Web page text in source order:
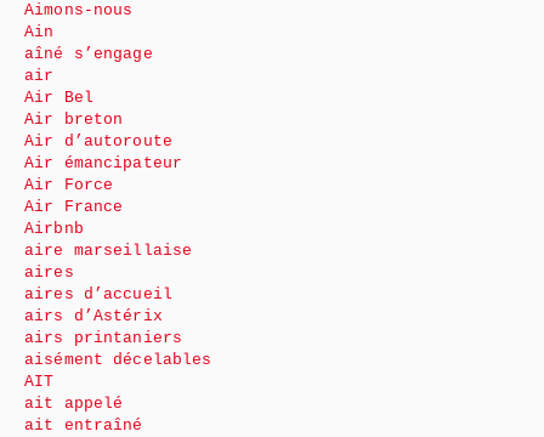
Aimons-nous
Ain
aîné s’engage
air
Air Bel
Air breton
Air d’autoroute
Air émancipateur
Air Force
Air France
Airbnb
aire marseillaise
aires
aires d’accueil
airs d’Astérix
airs printaniers
aisément décelables
AIT
ait appelé
ait entraîné